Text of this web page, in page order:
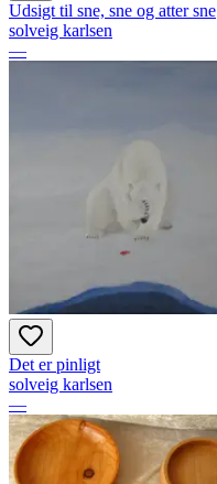
Udsigt til sne, sne og atter sne
solveig karlsen
—
Det er pinligt
solveig karlsen
—